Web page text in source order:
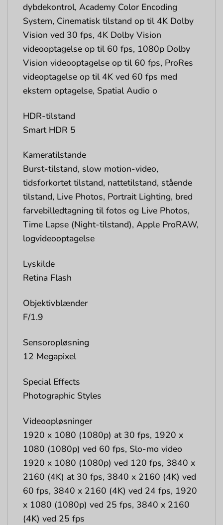
dybdekontrol, Academy Color Encoding
System, Cinematisk tilstand op til 4K Dolby
Vision ved 30 fps, 4K Dolby Vision
videooptagelse op til 60 fps, 1080p Dolby
Vision videooptagelse op til 60 fps, ProRes
videoptagelse op til 4K ved 60 fps med
ekstern optagelse, Spatial Audio o
HDR-tilstand
Smart HDR 5
Kameratilstande
Burst-tilstand, slow motion-video,
tidsforkortet tilstand, nattetilstand, stående
tilstand, Live Photos, Portrait Lighting, bred
farvebilledtagning til fotos og Live Photos,
Time Lapse (Night-tilstand), Apple ProRAW,
logvideooptagelse
Lyskilde
Retina Flash
Objektivblænder
F/1.9
Sensoropløsning
12 Megapixel
Special Effects
Photographic Styles
Videoopløsninger
1920 x 1080 (1080p) at 30 fps, 1920 x
1080 (1080p) ved 60 fps, Slo-mo video
1920 x 1080 (1080p) ved 120 fps, 3840 x
2160 (4K) at 30 fps, 3840 x 2160 (4K) ved
60 fps, 3840 x 2160 (4K) ved 24 fps, 1920
x 1080 (1080p) ved 25 fps, 3840 x 2160
(4K) ved 25 fps